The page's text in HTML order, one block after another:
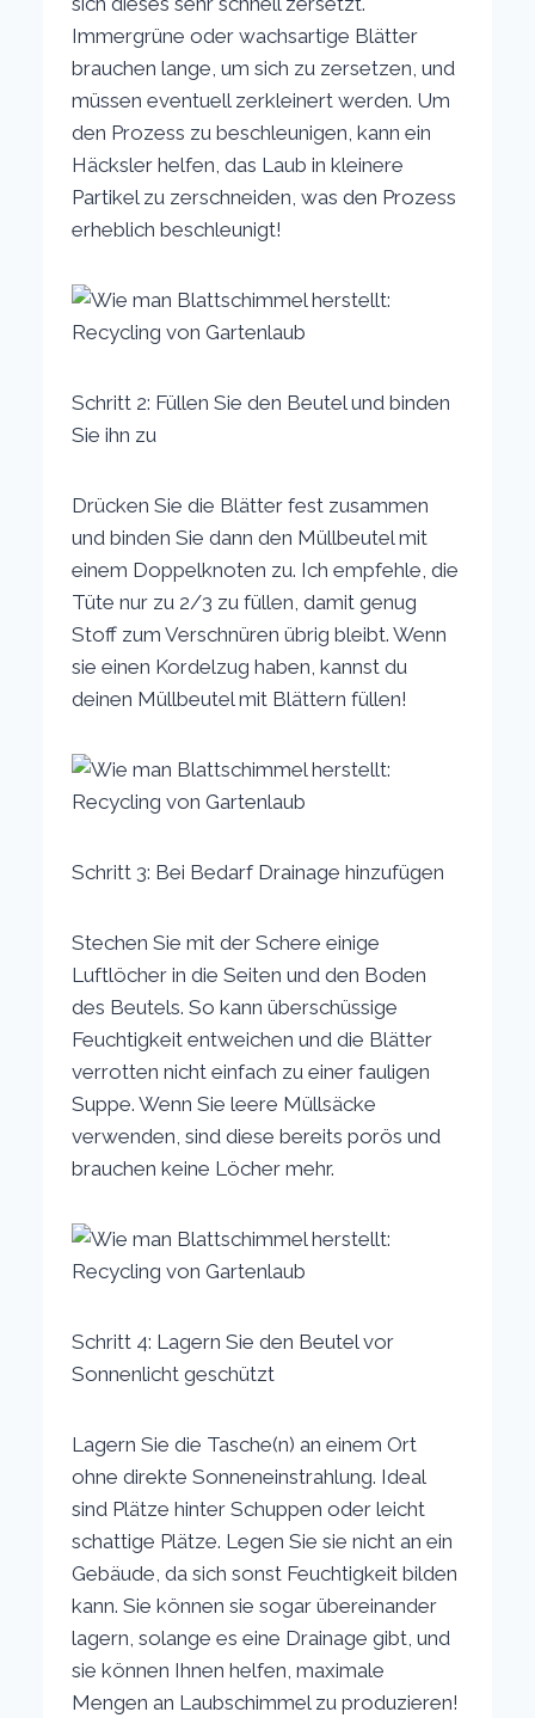
Immergrüne oder wachsartige Blätter
brauchen lange, um sich zu zersetzen, und
müssen eventuell zerkleinert werden. Um
den Prozess zu beschleunigen, kann ein
Häcksler helfen, das Laub in kleinere
Partikel zu zerschneiden, was den Prozess
erheblich beschleunigt!
Schritt 2: Füllen Sie den Beutel und binden
Sie ihn zu
Drücken Sie die Blätter fest zusammen
und binden Sie dann den Müllbeutel mit
einem Doppelknoten zu. Ich empfehle, die
Tüte nur zu 2/3 zu füllen, damit genug
Stoff zum Verschnüren übrig bleibt. Wenn
sie einen Kordelzug haben, kannst du
deinen Müllbeutel mit Blättern füllen!
Schritt 3: Bei Bedarf Drainage hinzufügen
Stechen Sie mit der Schere einige
Luftlöcher in die Seiten und den Boden
des Beutels. So kann überschüssige
Feuchtigkeit entweichen und die Blätter
verrotten nicht einfach zu einer fauligen
Suppe. Wenn Sie leere Müllsäcke
verwenden, sind diese bereits porös und
brauchen keine Löcher mehr.
Schritt 4: Lagern Sie den Beutel vor
Sonnenlicht geschützt
Lagern Sie die Tasche(n) an einem Ort
ohne direkte Sonneneinstrahlung. Ideal
sind Plätze hinter Schuppen oder leicht
schattige Plätze. Legen Sie sie nicht an ein
Gebäude, da sich sonst Feuchtigkeit bilden
kann. Sie können sie sogar übereinander
lagern, solange es eine Drainage gibt, und
sie können Ihnen helfen, maximale
Mengen an Laubschimmel zu produzieren!